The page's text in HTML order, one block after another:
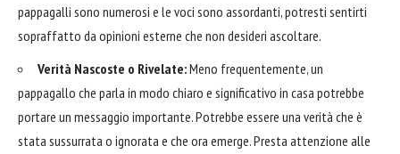
pappagalli sono numerosi e le voci sono assordanti, potresti sentirti
sopraffatto da opinioni esterne che non desideri ascoltare.
Verità Nascoste o Rivelate:Meno frequentemente, un
pappagallo che parla in modo chiaro e significativo in casa potrebbe
portare un messaggio importante. Potrebbe essere una verità che è
stata sussurrata o ignorata e che ora emerge. Presta attenzione alle